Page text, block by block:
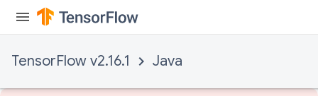
TensorFlow v2.16.1 Java